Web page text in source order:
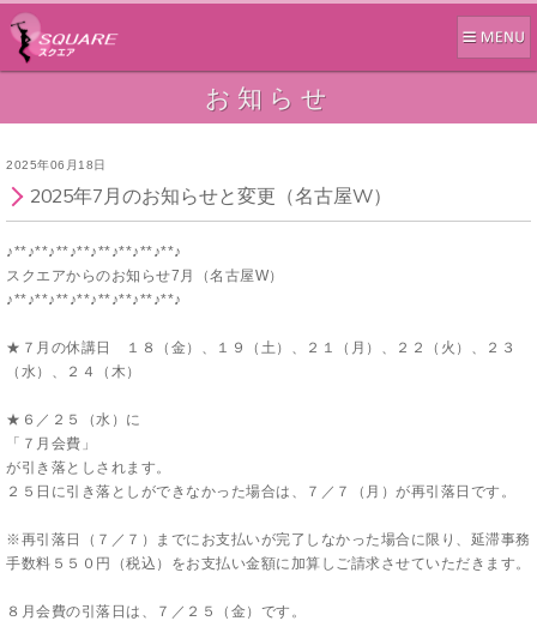
お知らせ
2025年06月18日
2025年7月のお知らせと変更（名古屋W）
♪**♪**♪**♪**♪**♪**♪**♪**♪
スクエアからのお知らせ7 月（名古屋W）
♪**♪**♪**♪**♪**♪**♪**♪**♪
★７月の休講日 １８（金）、１９（土）、２１（月）、２２（火）、２３
（水）、２４（木）
★６／２５（水）に
「７月会費」
が引き落としされます。
２５日に引き落としができなかった場合は、７／７（月）が再引落日です。
※再引落日（７／７）までにお支払いが完了しなかった場合に限り、延滞事務
手数料５５０円（税込）をお支払い金額に加算しご請求させていただきます。
８月会費の引落日は、７／２５（金）です。